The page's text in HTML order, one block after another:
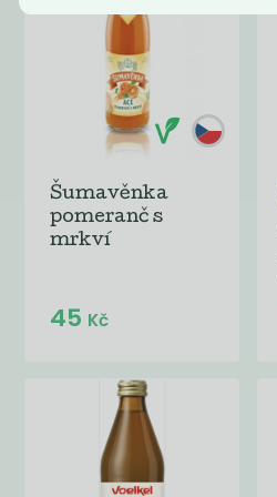
Šumavěnka
pomeranč s
mrkví
45 Kč